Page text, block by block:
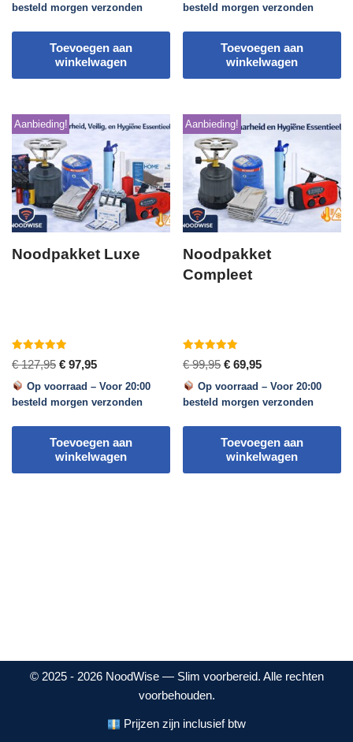
besteld morgen verzonden
Toevoegen aan
winkelwagen
besteld morgen verzonden
Toevoegen aan
winkelwagen
Aanbieding!
Noodpakket Luxe
Gewaardeerd
5.00
€127,95 € 97,95
Op voorraad – Voor 20:00
besteld morgen verzonden
Toevoegen aan
winkelwagen
Aanbieding!
Noodpakket
Compleet
Gewaardeerd
5.00
€99,95 € 69,95
Op voorraad – Voor 20:00
besteld morgen verzonden
Toevoegen aan
winkelwagen
© 2025 - 2026 NoodWise — Slim voorbereid. Alle rechten
voorbehouden.
Prijzen zijn inclusief btw